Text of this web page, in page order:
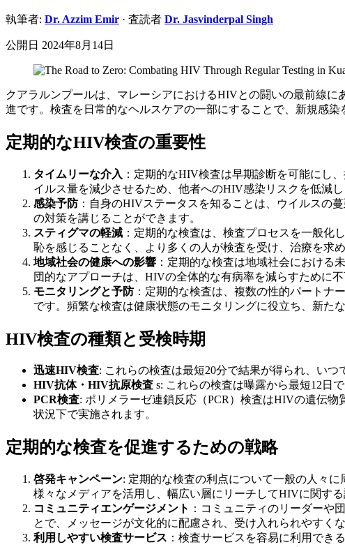
執筆者: Dr. Azzim Emir · 査読者 Dr. Jasvinderpal Singh
公開日 2024年8月14日
クアラルンプールは、マレーシアにおけるHIVとの闘いの最前線
進です。検査を日常的なヘルスケアの一部にすることで、新規感
定期的なHIV検査の重要性
タイムリーな介入 ：定期的なHIV検査は早期診断を可能にし
イルス量を減少させるため、他者へのHIV感染リスクを低減し
感染予防：自身のHIVステータスを知ることは、ウイルスの
の対策を講じることができます。
スティグマの軽減 ：定期的な検査は、検査プロセスを一般
恥を感じることなく、より多くの人が検査を受け、治療を求
地域社会の健康への影響 ：定期的な検査は地域社会における
団的なアプローチは、HIVの全体的な有病率を減らすために不
モニタリングと予防：定期的な検査は、複数の性的パートナ
です。頻繁な検査は健康状態のモニタリングに役立ち、新た
HIV検査の種類と受検時期
迅速HIV検査: これらの検査は最短20分で結果が得られ、い
HIV抗体・HIV抗原検査 s: これらの検査は曝露から最短12日
PCR検査: ポリメラーゼ連鎖反応（PCR）検査はHIVの遺伝
状況下で実施されます。
定期的な検査を促進するための戦略
啓発キャンペーン: 定期的な検査の利点について一般の人々
様々なメディアを活用し、幅広い層にリーチしてHIVに関する
コミュニティエンゲージメント ：コミュニティのリーダーや
とで、メッセージが文化的に配慮され、受け入れられやすくな
利用しやすい検査サービス ：検査サービスを容易に利用でき